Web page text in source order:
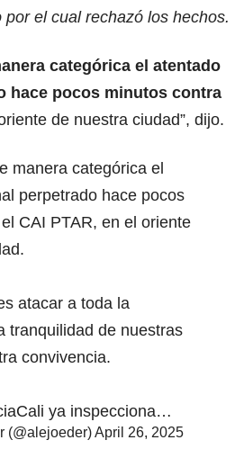
por el cual rechazó los hechos.
categórica el atentado
hace pocos minutos contra
de nuestra ciudad”, dijo.
manera categórica el
perpetrado hace pocos
CAI PTAR, en el oriente
atacar a toda la
tranquilidad de nuestras
convivencia.
ya inspecciona…
(@alejoeder)April 26, 2025